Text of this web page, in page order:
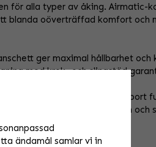
för alla typer av åking. Airmatic-
blanda oöverträffad komfort och
ger maximal hållbarhet och
med krok- och slingstöd
rörligheten och leder bort
förbättrar komforten och
grepp.
ändamål samlar vi in